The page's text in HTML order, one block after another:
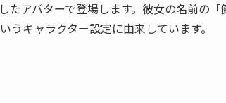
たアバターで登場します。彼女の名前の「
キャラクター設定に由来しています。